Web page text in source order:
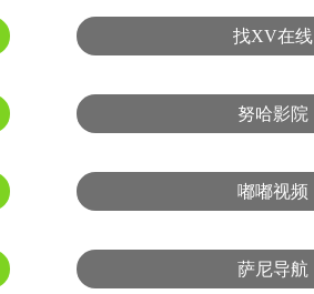
找XV在线
努哈影院
嘟嘟视频
萨尼导航